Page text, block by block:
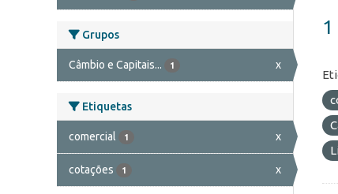
Grupos
Câmbio e Capitais... 1 x
Etiquetas
comercial 1 x
cotações 1 x